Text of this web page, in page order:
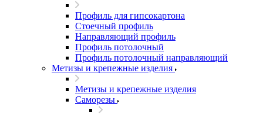
Профиль для гипсокартона
Стоечный профиль
Направляющий профиль
Профиль потолочный
Профиль потолочный направляющий
Метизы и крепежные изделия
Метизы и крепежные изделия
Саморезы